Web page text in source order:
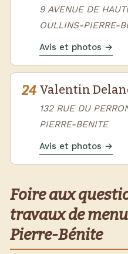
9 AVENUE DE
OULLINS-PIERRE-
Avis et photos →
24 Valentin
132 RUE DU
PIERRE-BENITE
Avis et photos →
Foire aux
travaux de
Pierre-Bénite